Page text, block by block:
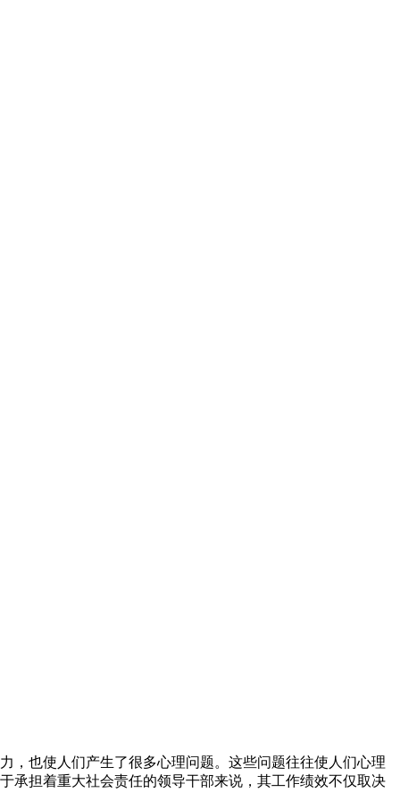
，也使人们产生了很多心理问题。这些问题往往使人们心理
承担着重大社会责任的领导干部来说，其工作绩效不仅取决